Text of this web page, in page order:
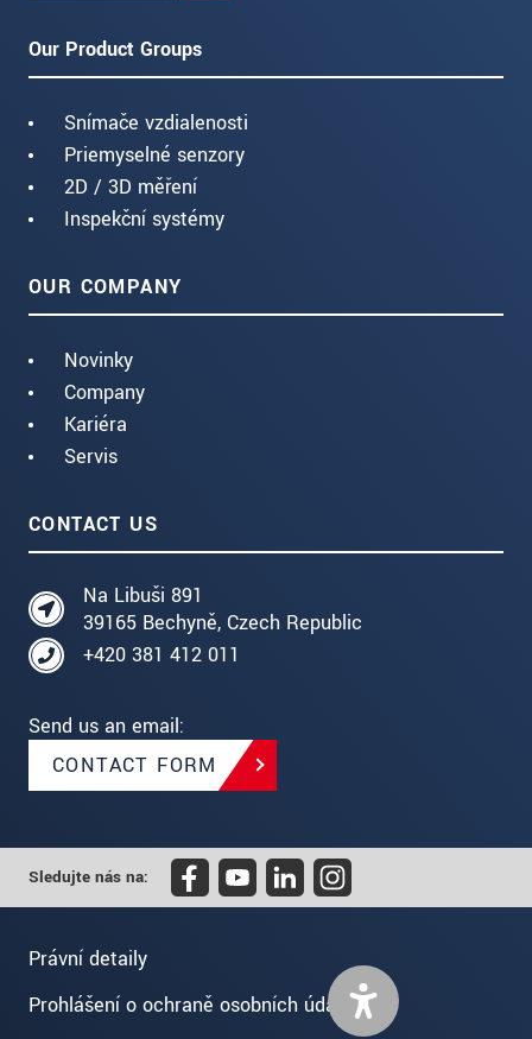
Our Product Groups
Snímače vzdialenosti
Priemyselné senzory
2D / 3D měření
Inspekční systémy
OUR COMPANY
Novinky
Company
Kariéra
Servis
CONTACT US
Na Libuši 891
39165 Bechyně, Czech Republic
+420 381 412 011
Send us an email:
CONTACT FORM
Sledujte nás na:
Právní detaily
Prohlášení o ochraně osobních údajů